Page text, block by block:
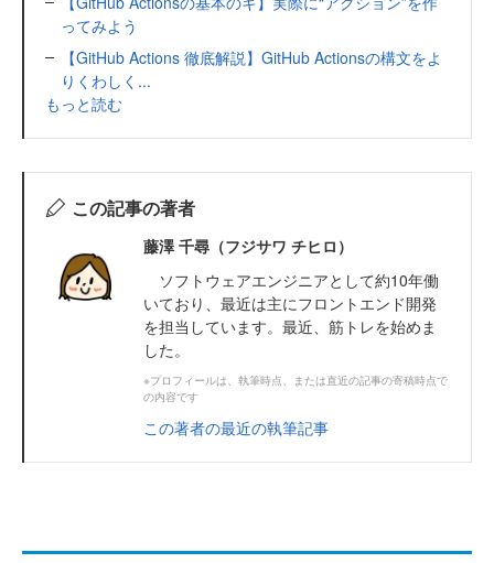
ってみよう
【GitHub Actions 徹底解説】GitHub Actionsの構文をよ
りくわしく...
もっと読む
この記事の著者
藤澤 千尋（フジサワ チヒロ）
ソフトウェアエンジニアとして約10年働
いており、最近は主にフロントエンド開発
を担当しています。最近、筋トレを始めま
した。
※プロフィールは、執筆時点、または直近の記事の寄稿時点で
の内容です
この著者の最近の執筆記事